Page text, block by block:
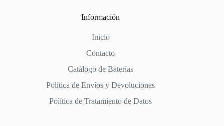
Información
Inicio
Contacto
Catálogo de Baterías
Política de Envíos y Devoluciones
Política de Tratamiento de Datos